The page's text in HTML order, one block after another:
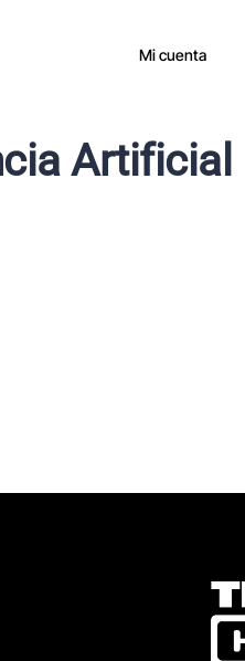
Mi cuenta
Artificial